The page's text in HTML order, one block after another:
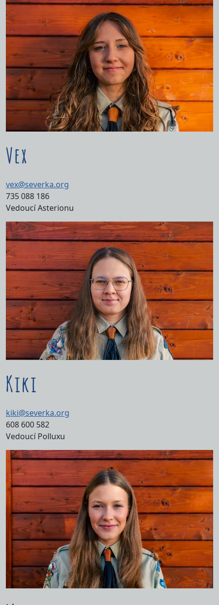
Vex
vex@severka.org
735 088 186
Vedoucí Asterionu
Kiki
kiki@severka.org
608 600 582
Vedoucí Polluxu